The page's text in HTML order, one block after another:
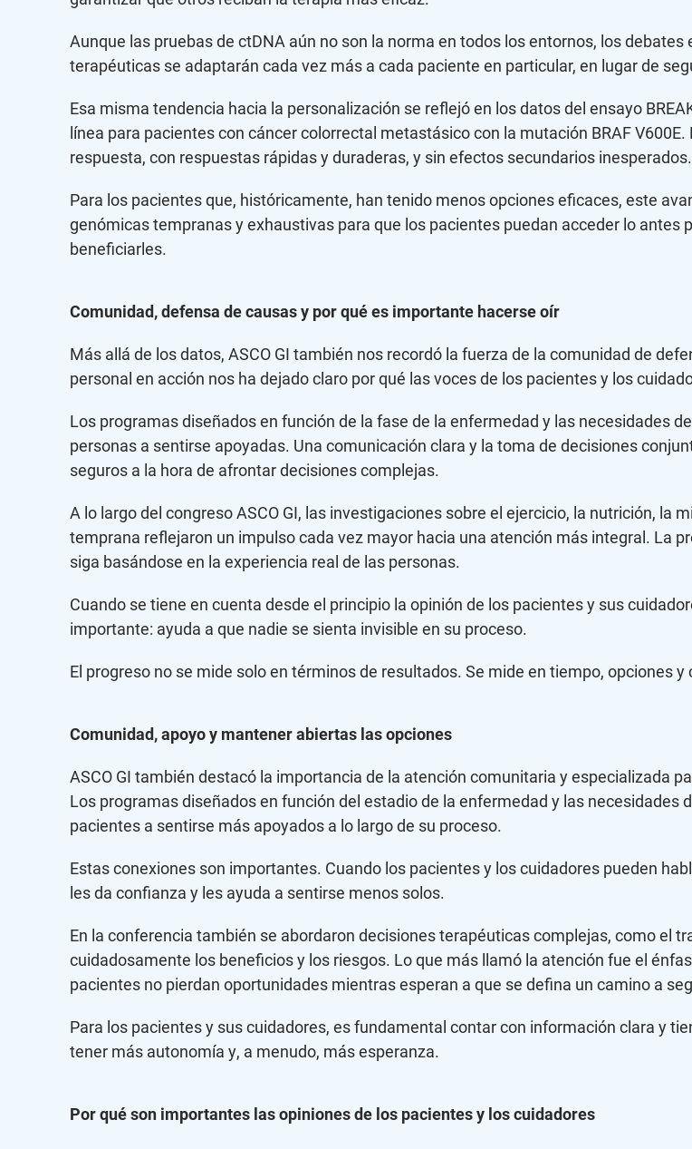
Aunque las pruebas de ctDNA aún no son la norma en todos los entornos, los
terapéuticas se adaptarán cada vez más a cada paciente en particular, en lugar de
Esa misma tendencia hacia la personalización se reflejó en los datos del ensayo
línea para pacientes con cáncer colorrectal metastásico con la mutación BRAF
respuesta, con respuestas rápidas y duraderas, y sin efectos secundarios inesperados.
Para los pacientes que, históricamente, han tenido menos opciones eficaces, este
genómicas tempranas y exhaustivas para que los pacientes puedan acceder lo
beneficiarles.
Comunidad, defensa de causas y por qué es importante hacerse oír
Más allá de los datos, ASCO GI también nos recordó la fuerza de la comunidad de
personal en acción nos ha dejado claro por qué las voces de los pacientes y los
Los programas diseñados en función de la fase de la enfermedad y las necesidades
personas a sentirse apoyadas. Una comunicación clara y la toma de decisiones
seguros a la hora de afrontar decisiones complejas.
A lo largo del congreso ASCO GI, las investigaciones sobre el ejercicio, la nutrición, la
temprana reflejaron un impulso cada vez mayor hacia una atención más integral. La
siga basándose en la experiencia real de las personas.
Cuando se tiene en cuenta desde el principio la opinión de los pacientes y sus
importante: ayuda a que nadie se sienta invisible en su proceso.
El progreso no se mide solo en términos de resultados. Se mide en tiempo, opciones y
Comunidad, apoyo y mantener abiertas las opciones
ASCO GI también destacó la importancia de la atención comunitaria y especializada
Los programas diseñados en función del estadio de la enfermedad y las
pacientes a sentirse más apoyados a lo largo de su proceso.
Estas conexiones son importantes. Cuando los pacientes y los cuidadores pueden
les da confianza y les ayuda a sentirse menos solos.
En la conferencia también se abordaron decisiones terapéuticas complejas, como el
cuidadosamente los beneficios y los riesgos. Lo que más llamó la atención fue el
pacientes no pierdan oportunidades mientras esperan a que se defina un camino a
Para los pacientes y sus cuidadores, es fundamental contar con información clara y
tener más autonomía y, a menudo, más esperanza.
Por qué son importantes las opiniones de los pacientes y los cuidadores